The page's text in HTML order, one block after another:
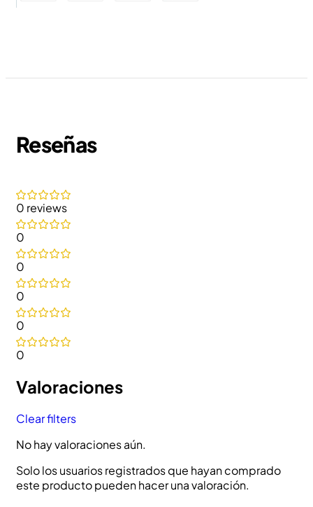
Reseñas
0 reviews
0
0
0
0
0
Valoraciones
Clear filters
No hay valoraciones aún.
Solo los usuarios registrados que hayan comprado
este producto pueden hacer una valoración.